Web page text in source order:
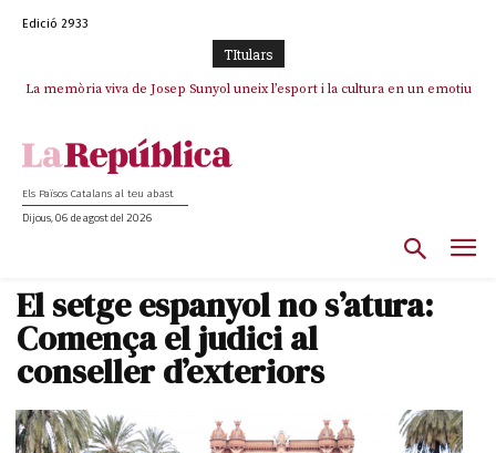
Edició 2933
TItulars
La memòria viva de Josep Sunyol uneix l’esport i la cultura en un emotiu
La “dignitat” a mitges de Marc Puigtió: renuncia a Girona pels àudios però
Els Països Catalans al teu abast
Dijous, 06 de agost del 2026
El setge espanyol no s’atura:
Comença el judici al
conseller d’exteriors